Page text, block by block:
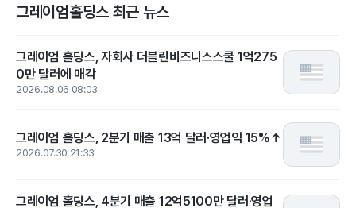
그레이엄홀딩스 최근 뉴스
그레이엄 홀딩스, 자회사 더블린비즈니스스쿨 1억275
0만 달러에 매각
2026.08.06 08:03
그레이엄 홀딩스, 2분기 매출 13억 달러·영업익 15%↑
2026.07.30 21:33
그레이엄 홀딩스, 4분기 매출 12억5100만 달러·영업